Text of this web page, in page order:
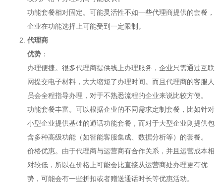
功能套餐相对固定。可能灵活性不如一些代理商提供的套餐，
企业在功能选择上可能受到一定限制。
代理商
优势 ：
办理便捷。很多代理商提供线上办理服务，企业只需通过互联
网提交电子材料，大大缩短了办理时间。而且代理商的客服人
员会全程指导办理，对于不熟悉流程的企业来说比较方便。
功能套餐丰富。可以根据企业的不同需求定制套餐，比如针对
小型企业提供基础的通话功能套餐，而对于大型企业则提供包
含多种高级功能（如智能客服集成、数据分析等）的套餐。
价格优惠。由于代理商与运营商有合作关系，并且运营成本相
对较低，所以在价格上可能会比直接从运营商处办理更有优
势，可能会有一些折扣或者赠送通话时长等优惠活动。